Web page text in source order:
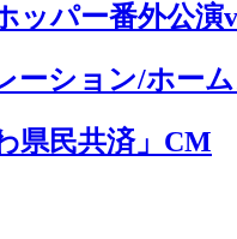
ッパー番外公
ーション/ホー
県民共済」CM